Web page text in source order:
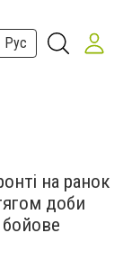
Рус
на ранок
доби
бойове